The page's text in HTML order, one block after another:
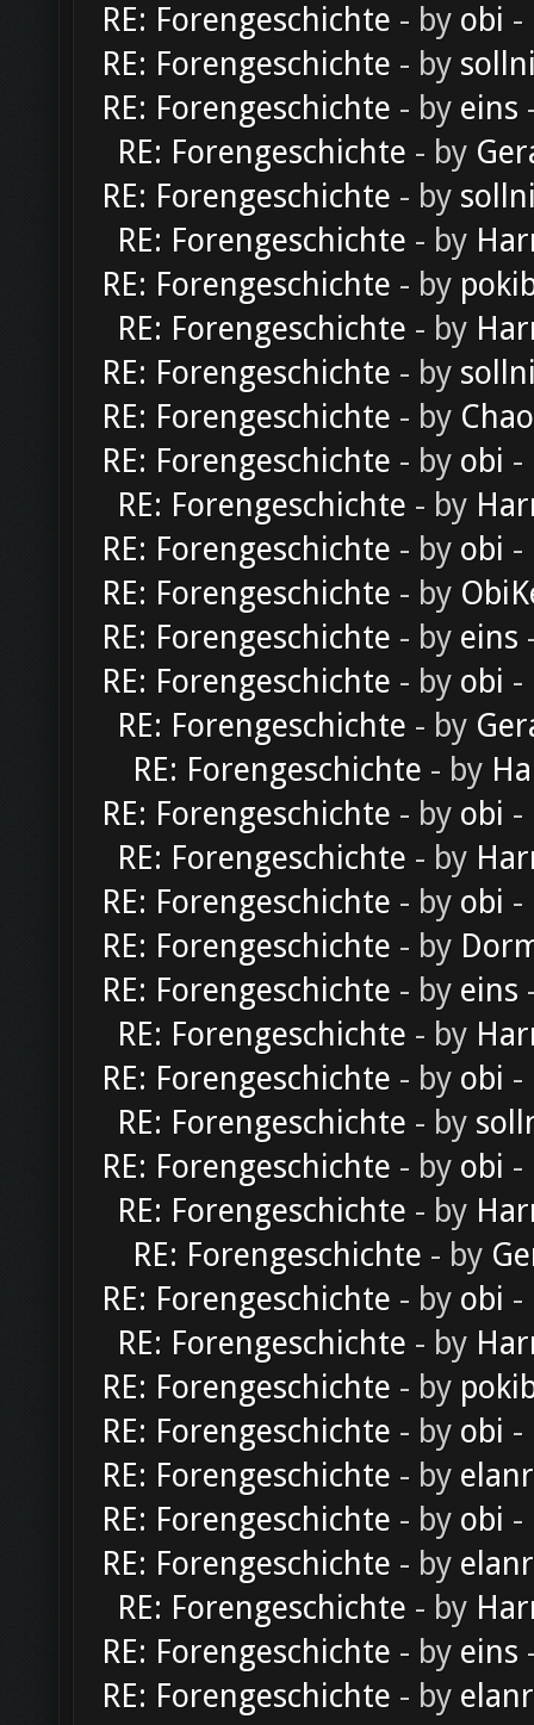
RE: Forengeschichte - by obi -
RE: Forengeschichte - by
RE: Forengeschichte - by eins
RE: Forengeschichte - by
RE: Forengeschichte - by
RE: Forengeschichte - by
RE: Forengeschichte - by
RE: Forengeschichte - by
RE: Forengeschichte - by
RE: Forengeschichte - by
RE: Forengeschichte - by obi -
RE: Forengeschichte - by
RE: Forengeschichte - by obi -
RE: Forengeschichte - by
RE: Forengeschichte - by eins
RE: Forengeschichte - by obi -
RE: Forengeschichte - by
RE: Forengeschichte - by
RE: Forengeschichte - by obi -
RE: Forengeschichte - by
RE: Forengeschichte - by obi -
RE: Forengeschichte - by
RE: Forengeschichte - by eins
RE: Forengeschichte - by
RE: Forengeschichte - by obi -
RE: Forengeschichte - by
RE: Forengeschichte - by obi -
RE: Forengeschichte - by
RE: Forengeschichte - by
RE: Forengeschichte - by obi -
RE: Forengeschichte - by
RE: Forengeschichte - by
RE: Forengeschichte - by obi -
RE: Forengeschichte - by
RE: Forengeschichte - by obi -
RE: Forengeschichte - by
RE: Forengeschichte - by
RE: Forengeschichte - by eins
RE: Forengeschichte - by